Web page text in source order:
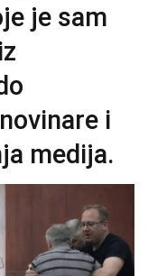
je sam
i
medija.